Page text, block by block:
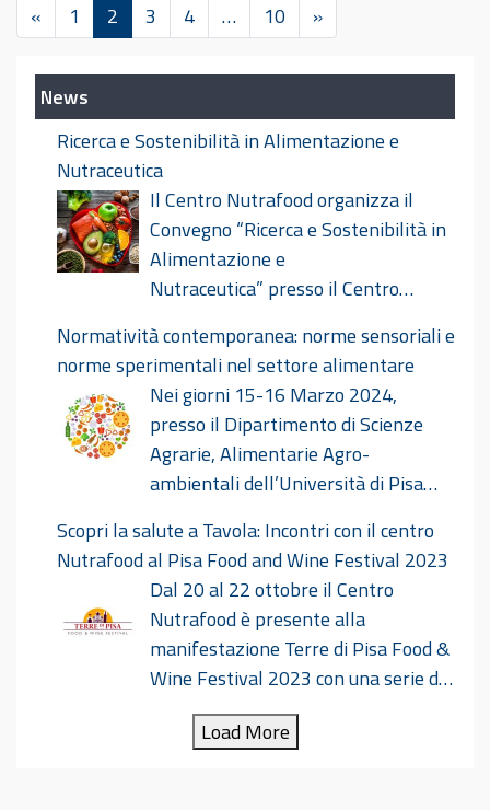
« 1 2 3 4 … 10 »
News
Ricerca e Sostenibilità in Alimentazione e
Nutraceutica
Il Centro Nutrafood organizza il
Convegno “Ricerca e Sostenibilità in
Alimentazione e
Nutraceutica” presso il Centro
2024. Ricerca E Sostenibilità In Alimentazione E
Nutraceutica Def
Normatività contemporanea: norme sensoriali e
norme sperimentali nel settore alimentare
Nei giorni 15-16 Marzo 2024,
presso il Dipartimento di Scienze
Agrarie, Alimentarie Agro-
ambientali dell’Università di Pisa
contemporanea: norme sensoriali e norme
sperimentali nel settore alimentare”
nell’ambito del Nutridialogo. Norme sensoriali e
sperimentali_15-16 marzo 2024.pdf
Scopri la salute a Tavola: Incontri con il centro
Nutrafood al Pisa Food and Wine Festival 2023
Dal 20 al 22 ottobre il Centro
Nutrafood è presente alla
manifestazione Terre di Pisa Food &
Wine Festival 2023 con una serie di
iniziative dal titolo “Scopri la salute a Tavola”.
Durante tutta la durata della manifestazione
Load More